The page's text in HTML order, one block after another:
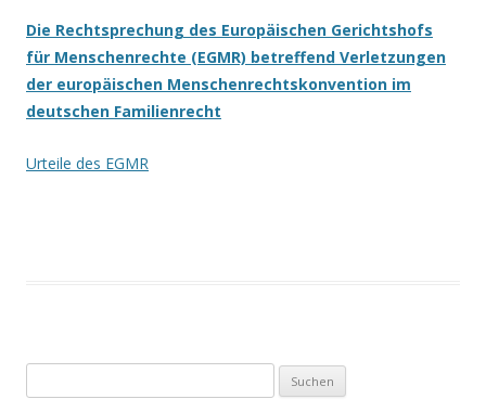
Die Rechtsprechung des Europäischen Gerichtshofs
für Menschenrechte (EGMR) betreffend Verletzungen
der europäischen Menschenrechtskonvention im
deutschen Familienrecht
Urteile des EGMR
nach: